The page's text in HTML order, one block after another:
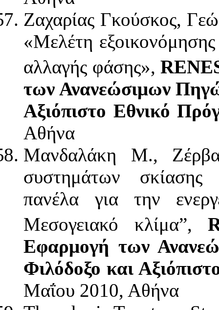
Ζαχαρίας Γκούσκος,
«Μελέτη εξοικονόμησης
αλλαγής φάσης»,
των Ανανεώσιμων
Αξιόπιστο Εθνικό
Αθήνα
Μανδαλάκη Μ.,
συστημάτων
πανέλα για την
Μεσογειακό κλίμα”,
Εφαρμογή των
Φιλόδοξο και
Μαΐου 2010, Αθήνα